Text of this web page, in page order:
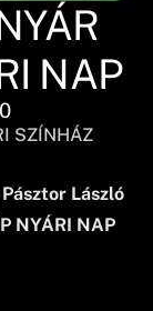
NAP
SZÍNHÁZ
László
NYÁRI NAP